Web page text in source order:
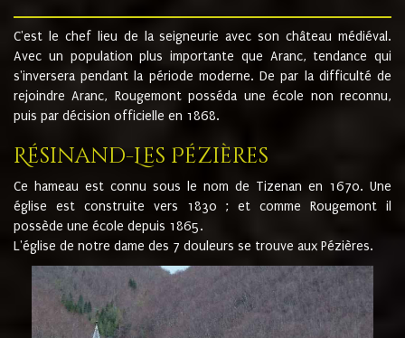
C'est le chef lieu de la seigneurie avec son château médiéval.
Avec un population plus importante que Aranc, tendance qui
s'inversera pendant la période moderne. De par la difficulté de
rejoindre Aranc, Rougemont posséda une école non reconnu,
puis par décision officielle en 1868.
Résinand-Les Pézières
Ce hameau est connu sous le nom de Tizenan en 1670. Une
église est construite vers 1830 ; et comme Rougemont il
possède une école depuis 1865.
L'église de notre dame des 7 douleurs se trouve aux Pézières.